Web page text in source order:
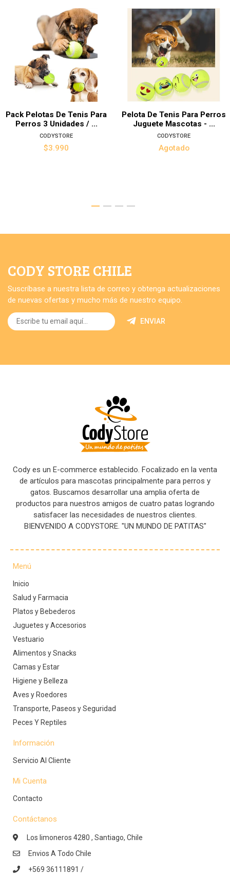
Pack Pelotas De Tenis Para
Perros 3 Unidades / ...
CODYSTORE
$3.990
Pelota De Tenis Para Perros
Juguete Mascotas - ...
CODYSTORE
Agotado
CODY STORE CHILE
Suscríbase a nuestra lista de correo y obtenga actualizaciones
de nuevas ofertas y mucho más de nuestro equipo.
ENVIAR
Cody es un E-commerce establecido. Focalizado en la venta
de artículos para mascotas principalmente para perros y
gatos. Buscamos desarrollar una amplia oferta de
productos para nuestros amigos de cuatro patas logrando
satisfacer las necesidades de nuestros clientes.
BIENVENIDO A CODYSTORE. "UN MUNDO DE PATITAS"
Menú
Inicio
Salud y Farmacia
Platos y Bebederos
Juguetes y Accesorios
Vestuario
Alimentos y Snacks
Camas y Estar
Higiene y Belleza
Aves y Roedores
Transporte, Paseos y Seguridad
Peces Y Reptiles
Información
Servicio Al Cliente
Mi Cuenta
Contacto
Contáctanos
Los limoneros 4280 , Santiago, Chile
Envios A Todo Chile
+569 36111891 /